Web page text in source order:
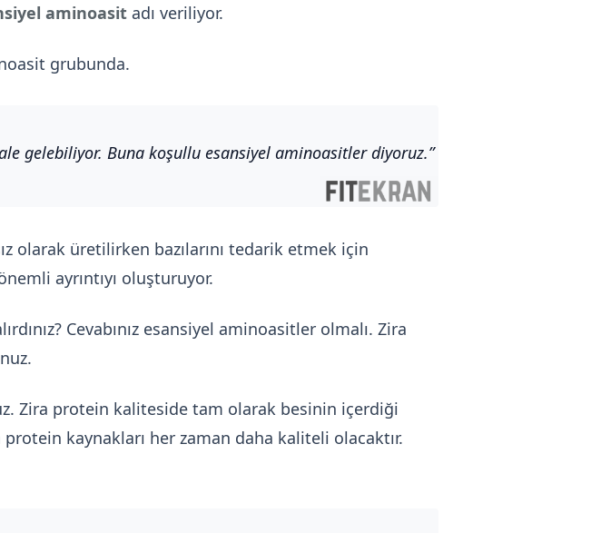
aminoasit adı veriliyor.
grubunda.
gelebiliyor. Buna koşullu esansiyel aminoasitler diyoruz.
olarak üretilirken bazılarını tedarik etmek için
ayrıntıyı oluşturuyor.
Cevabınız esansiyel aminoasitler olmalı. Zira
Zira protein kaliteside tam olarak besinin içerdiği
kaynakları her zaman daha kaliteli olacaktır.